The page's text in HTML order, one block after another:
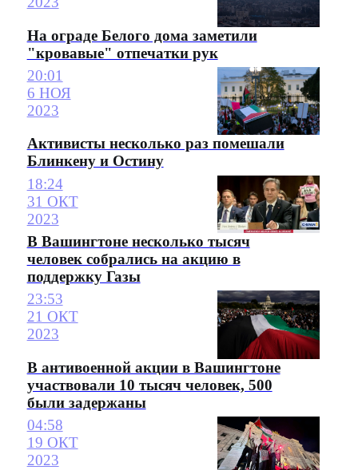
На ограде Белого дома заметили
"кровавые" отпечатки рук
20:01
6 НОЯ
2023
Активисты несколько раз помешали
Блинкену и Остину
18:24
31 ОКТ
2023
В Вашингтоне несколько тысяч
человек собрались на акцию в
поддержку Газы
23:53
21 ОКТ
2023
В антивоенной акции в Вашингтоне
участвовали 10 тысяч человек, 500
были задержаны
04:58
19 ОКТ
2023